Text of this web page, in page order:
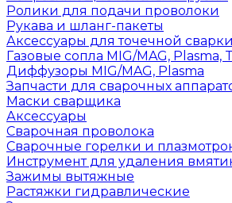
Ролики для подачи проволоки
Рукава и шланг-пакеты
Аксессуары для точечной сварки
Газовые сопла MIG/MAG, Plasma,
Диффузоры MIG/MAG, Plasma
Запчасти для сварочных
Маски сварщика
Аксессуары
Сварочная проволока
Сварочные горелки и
Инструмент для удаления
Зажимы вытяжные
Растяжки гидравлические